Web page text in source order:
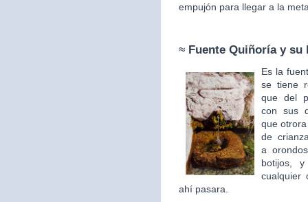
empujón para llegar a la
≈ Fuente Quiñoría y su
Es la
se tiene
que del
con sus
que
de
a
botijos,
cualquier
ahí pasara.